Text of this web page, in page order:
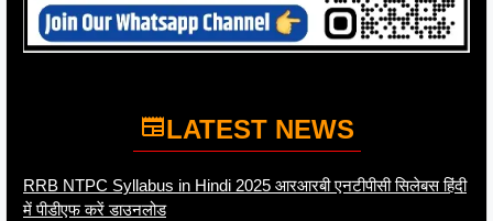
LATEST NEWS
RRB NTPC Syllabus in Hindi 2025 आरआरबी एनटीपीसी सिलेबस हिंदी
में पीडीएफ करें डाउनलोड